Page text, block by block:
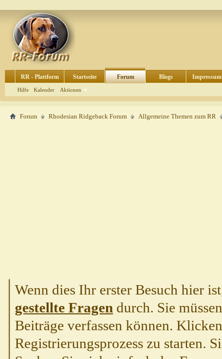
RR - Plattform Startseite Forum
Hilfe Kalender Aktionen
Blogs Impressum
Forum Rhodesian Ridgeback Forum Allgemeine Themen zum RR
Wenn dies Ihr erster Besuch hier
gestellte Fragen durch. Sie
Beiträge verfassen können.
Registrierungsprozess zu starten.